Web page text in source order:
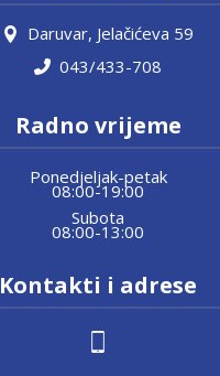
Daruvar, Jelačićeva 59
043/433-708
Radno vrijeme
Ponedjeljak-petak
08:00-19:00
Subota
08:00-13:00
Kontakti i adrese